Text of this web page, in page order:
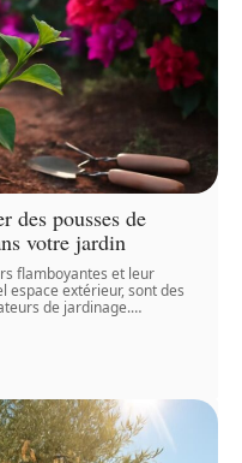
des pousses de
votre jardin
flamboyantes et leur
extérieur, sont des
de jardinage.…